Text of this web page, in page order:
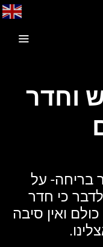
וחדר
בריחה- על
כי חדר
ואין סיבה